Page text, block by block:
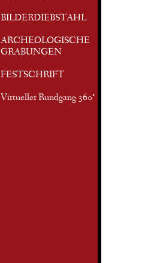
BILDERDIEBSTAHL
ARCHEOLOGISCHE
GRABUNGEN
FESTSCHRIFT
Virtueller Rundgang 360°